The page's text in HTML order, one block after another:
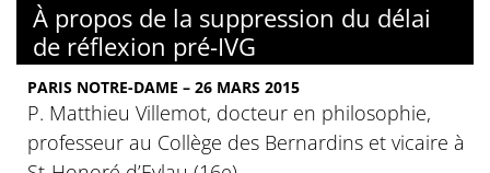
À propos de la suppression du délai
de réflexion pré-IVG
PARIS NOTRE-DAME – 26 MARS 2015
P. Matthieu Villemot, docteur en philosophie,
professeur au Collège des Bernardins et vicaire à